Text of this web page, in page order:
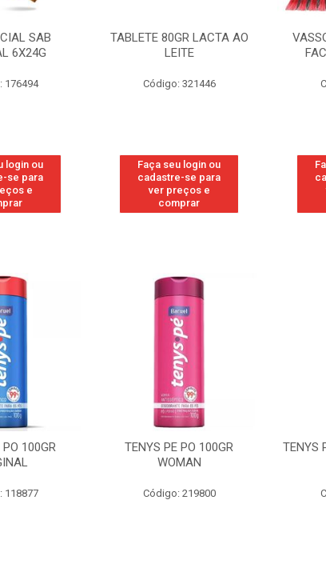
SAB
6X24G
176494
login ou
se para
e
TABLETE 80GR LACTA AO
LEITE
Código: 321446
Faça seu login ou
cadastre-se para
ver preços e
comprar
100GR
219800
TENYS PE PO 100GR SPORT
EDITION
Código: 219819